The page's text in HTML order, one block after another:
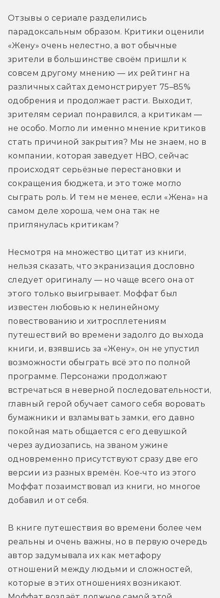
Отзывы о сериале разделились
парадоксальным образом. Критики оценили
«Жену» очень нелестно, а вот обычные
зрители в большинстве своём пришли к
совсем другому мнению — их рейтинг на
различных сайтах демонстрирует 75–85%
одобрения и продолжает расти. Выходит,
зрителям сериал понравился, а критикам —
не особо. Могло ли именно мнение критиков
стать причиной закрытия? Мы не знаем, но в
компании, которая заведует HBO, сейчас
происходят серьёзные перестановки и
сокращения бюджета, и это тоже могло
сыграть роль. И тем не менее, если «Жена» на
самом деле хороша, чем она так не
приглянулась критикам?
Несмотря на множество цитат из книги,
нельзя сказать, что экранизация дословно
следует оригиналу — но чаще всего она от
этого только выигрывает. Моффат был
известен любовью к нелинейному
повествованию и хитросплетениям
путешествий во времени задолго до выхода
книги, и, взявшись за «Жену», он не упустил
возможности обыграть всё это по полной
программе. Персонажи продолжают
встречаться в неверной последовательности,
главный герой обучает самого себя воровать
бумажники и взламывать замки, его давно
покойная мать общается с его девушкой
через аудиозапись, на званом ужине
одновременно присутствуют сразу две его
версии из разных времён. Кое-что из этого
Моффат позаимствовал из книги, но многое
добавил и от себя.
В книге путешествия во времени более чем
реальны и очень важны, но в первую очередь
автор задумывала их как метафору
отношений между людьми и сложностей,
которые в этих отношениях возникают.